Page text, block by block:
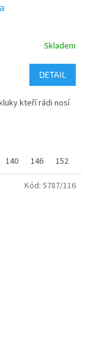
Skladem
DETAIL
kteří rádi nosí
140 146 152
Kód: 5787/116